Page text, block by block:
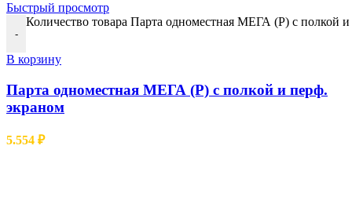
Быстрый просмотр
-
Количество товара Парта одноместная МЕГА (Р) с полкой
В корзину
Парта одноместная МЕГА (Р) с полкой и перф.
экраном
5.554 ₽